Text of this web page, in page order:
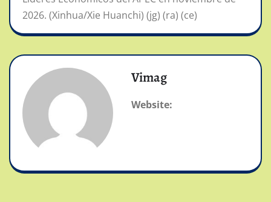
2026. (Xinhua/Xie Huanchi) (jg) (ra) (ce)
Vimag
Website: